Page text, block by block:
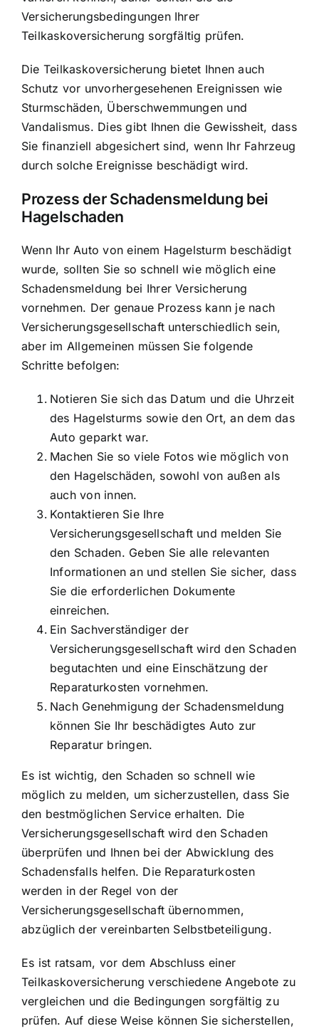
Versicherungsbedingungen Ihrer
Teilkaskoversicherung sorgfältig prüfen.
Die Teilkaskoversicherung bietet Ihnen auch
Schutz vor unvorhergesehenen Ereignissen wie
Sturmschäden, Überschwemmungen und
Vandalismus. Dies gibt Ihnen die Gewissheit, dass
Sie finanziell abgesichert sind, wenn Ihr Fahrzeug
durch solche Ereignisse beschädigt wird.
Prozess der Schadensmeldung bei
Hagelschaden
Wenn Ihr Auto von einem Hagelsturm beschädigt
wurde, sollten Sie so schnell wie möglich eine
Schadensmeldung bei Ihrer Versicherung
vornehmen. Der genaue Prozess kann je nach
Versicherungsgesellschaft unterschiedlich sein,
aber im Allgemeinen müssen Sie folgende
Schritte befolgen:
Notieren Sie sich das Datum und die Uhrzeit
des Hagelsturms sowie den Ort, an dem das
Auto geparkt war.
Machen Sie so viele Fotos wie möglich von
den Hagelschäden, sowohl von außen als
auch von innen.
Kontaktieren Sie Ihre
Versicherungsgesellschaft und melden Sie
den Schaden. Geben Sie alle relevanten
Informationen an und stellen Sie sicher, dass
Sie die erforderlichen Dokumente
einreichen.
Ein Sachverständiger der
Versicherungsgesellschaft wird den Schaden
begutachten und eine Einschätzung der
Reparaturkosten vornehmen.
Nach Genehmigung der Schadensmeldung
können Sie Ihr beschädigtes Auto zur
Reparatur bringen.
Es ist wichtig, den Schaden so schnell wie
möglich zu melden, um sicherzustellen, dass Sie
den bestmöglichen Service erhalten. Die
Versicherungsgesellschaft wird den Schaden
überprüfen und Ihnen bei der Abwicklung des
Schadensfalls helfen. Die Reparaturkosten
werden in der Regel von der
Versicherungsgesellschaft übernommen,
abzüglich der vereinbarten Selbstbeteiligung.
Es ist ratsam, vor dem Abschluss einer
Teilkaskoversicherung verschiedene Angebote zu
vergleichen und die Bedingungen sorgfältig zu
prüfen. Auf diese Weise können Sie sicherstellen,